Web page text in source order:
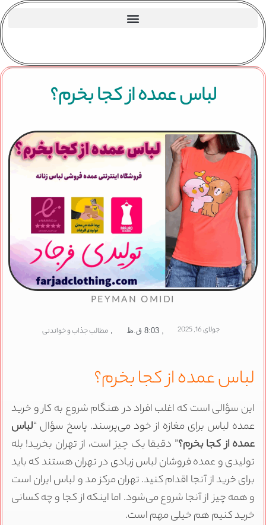
لباس عمده از کجا بخرم؟
PEYMAN OMIDI
جولای 16, 2025 8:03 ق.ظ مطالب جذاب و خواندنی
عمده از کجا بخرم؟
سؤالی است که اغلب افراد در هنگام شروع به کار و خرید
لباس برای مغازه از خود می‌پرسند. پاسخ سؤال “لباس
از کجا بخرم؟” دقیقا یک چیز است، از تهران بخرید! بله
و عمده فروشان لباس زیادی در تهران هستند که باید
خرید از آنجا اقدام کنید. تهران مرکز مد و لباس ایران است
همه چیز از آنجا شروع می‌شود. اما اینکه از کجا و چه کسانی
کنیم هم خیلی مهم است.